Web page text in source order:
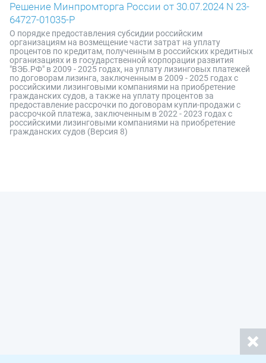
Решение Минпромторга России от 30.07.2024 N 23-
64727-01035-Р
О порядке предоставления субсидии российским
организациям на возмещение части затрат на уплату
процентов по кредитам, полученным в российских кредитных
организациях и в государственной корпорации развития
"ВЭБ.РФ" в 2009 - 2025 годах, на уплату лизинговых платежей
по договорам лизинга, заключенным в 2009 - 2025 годах с
российскими лизинговыми компаниями на приобретение
гражданских судов, а также на уплату процентов за
предоставление рассрочки по договорам купли-продажи с
рассрочкой платежа, заключенным в 2022 - 2023 годах с
российскими лизинговыми компаниями на приобретение
гражданских судов (Версия 8)